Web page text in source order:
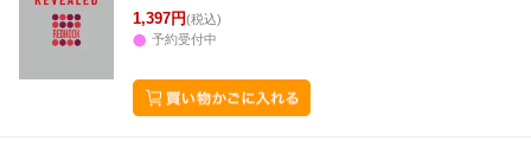
1,397円(税込)
予約受付中